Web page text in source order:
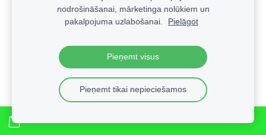
nodrošināšanai, mārketinga nolūkiem un
pakalpojuma uzlabošanai.
Pielāgot
Pieņemt visus
Pieņemt tikai nepieciešamos